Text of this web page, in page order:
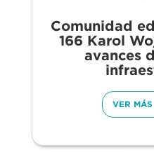
Comunidad
166 Karol
avances
VER MÁS